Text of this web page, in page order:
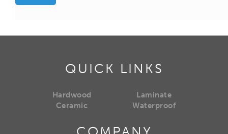
QUICK LINKS
Hardwood
Ceramic
Laminate
Waterproof